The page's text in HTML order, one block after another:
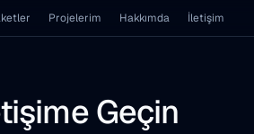
Projelerim Hakkımda İletişim
Geçin